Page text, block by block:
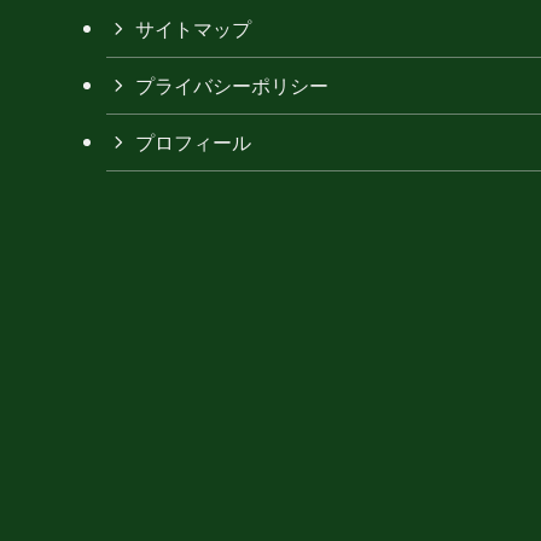
サイトマップ
プライバシーポリシー
プロフィール